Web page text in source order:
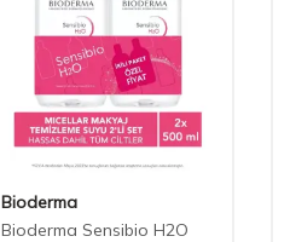
Bioderma
Bioderma Sensibio H2O